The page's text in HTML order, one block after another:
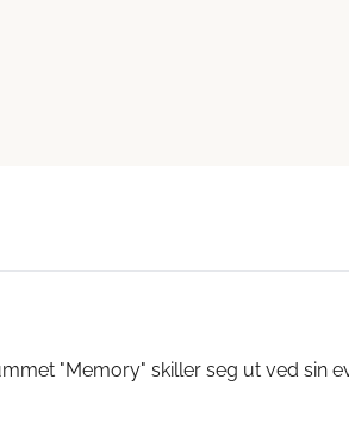
"Memory" skiller seg ut ved sin